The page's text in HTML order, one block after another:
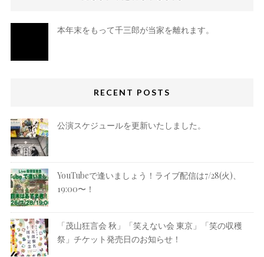
本年末をもって千三郎が当家を離れます。
RECENT POSTS
公演スケジュールを更新いたしました。
YouTubeで逢いましょう！ライブ配信は7/28(火)、
19:00〜！
「茂山狂言会 秋」「笑えない会 東京」「笑の収穫
祭」チケット発売日のお知らせ！